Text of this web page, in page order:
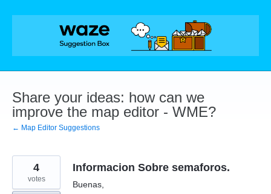
Skip
Share your ideas: how can we
improve the map editor - WME?
← Map Editor Suggestions
Informacion Sobre semaforos.
Buenas,
4
votes